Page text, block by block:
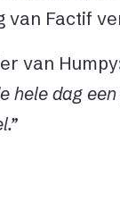
van Factif
van Humpy
hele dag